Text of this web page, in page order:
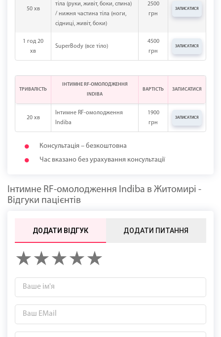
50 хв
тіла (руки, живіт, боки, спина)
/ нижня частина тіла (ноги,
сідниці, живіт, боки)
2500
грн
ЗАПИСАТИСЯ
1 год 20
хв
SuperBody (все тіло)
4500
грн
ЗАПИСАТИСЯ
20 хв
Інтимне RF-омолодження
Indiba
1900
грн
ЗАПИСАТИСЯ
ТРИВАЛІСТЬ
ІНТИМНЕ RF-ОМОЛОДЖЕННЯ
INDIBA
ВАРТІСТЬ ЗАПИСАТИСЯ
Консультація – безкоштовна
Час вказано без урахування консультації
Інтимне RF-омолодження Indiba в Житомирі -
Відгуки пацієнтів
ДОДАТИ ВІДГУК ДОДАТИ ПИТАННЯ